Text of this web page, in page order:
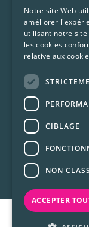
Vocabulaire et
Trucs et
Francophonie
Culture
Ressources
Conditions
Confidentialité
Foire aux
© 2026
Notre site Web
améliorer
utilisant notre site
les cookies
relative aux
CIBLAGE
NON
ACCEPTER